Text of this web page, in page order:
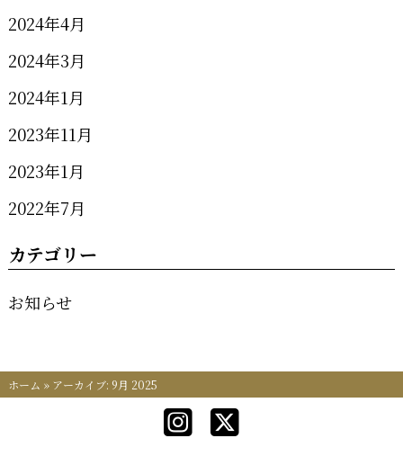
2024年4月
2024年3月
2024年1月
2023年11月
2023年1月
2022年7月
カテゴリー
お知らせ
ホーム » アーカイブ: 9月 2025